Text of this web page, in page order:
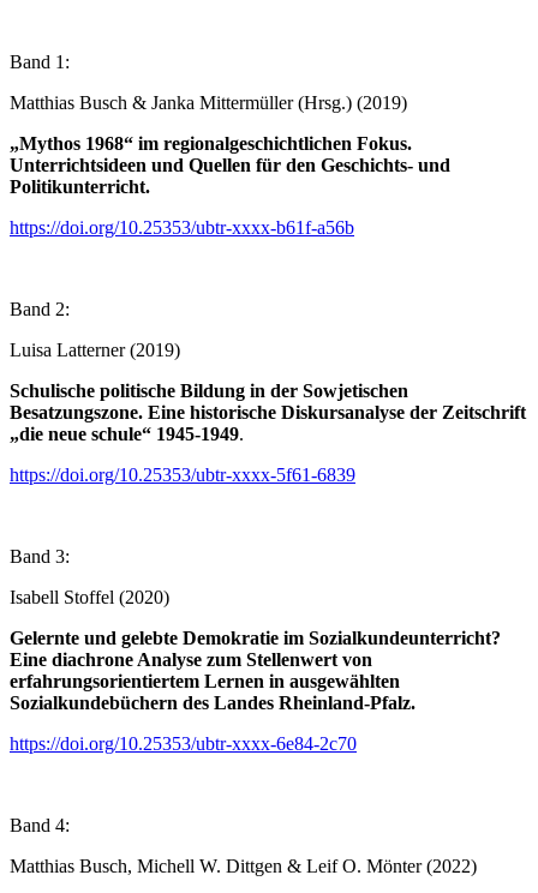
Band 1:
Matthias Busch & Janka Mittermüller (Hrsg.) (2019)
„Mythos 1968“ im regionalgeschichtlichen Fokus.
Unterrichtsideen und Quellen für den Geschichts- und
Politikunterricht.
https://doi.org/10.25353/ubtr-xxxx-b61f-a56b
Band 2:
Luisa Latterner (2019)
Schulische politische Bildung in der Sowjetischen
Besatzungszone. Eine historische Diskursanalyse der Zeitschrift
„die neue schule“ 1945-1949.
https://doi.org/10.25353/ubtr-xxxx-5f61-6839
Band 3:
Isabell Stoffel (2020)
Gelernte und gelebte Demokratie im Sozialkundeunterricht?
Eine diachrone Analyse zum Stellenwert von
erfahrungsorientiertem Lernen in ausgewählten
Sozialkundebüchern des Landes Rheinland-Pfalz.
https://doi.org/10.25353/ubtr-xxxx-6e84-2c70
Band 4:
Matthias Busch, Michell W. Dittgen & Leif O. Mönter (2022)